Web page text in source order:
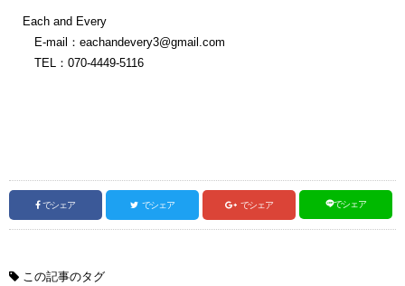
Each and Every
E-mail：eachandevery3@gmail.com
TEL：070-4449-5116
でシェア でシェア でシェア でシェア
この記事のタグ